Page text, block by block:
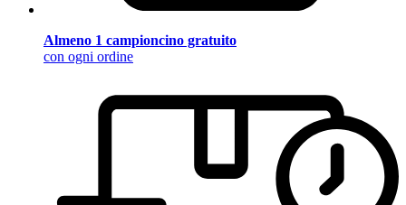
Almeno 1 campioncino gratuito
con ogni ordine